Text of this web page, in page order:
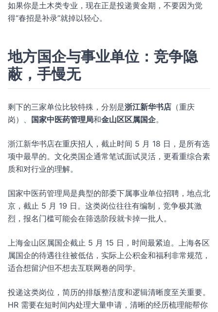
如果你是土木类专业，现在正是投递黄金期，不要因为觉
得“春招是补录”就掉以轻心。
地方国企与事业单位：竞争隐
蔽，手慢无
剩下的三家单位比较特殊，分别是浙江新华书店 （重庆
岗）、
国家中医药管理局和金山区区属国企。
浙江新华书店在重庆招人，截止时间 5 月 18 日，是所有选
项中最早的。文化类国企通常笔试面试灵活，更看重综合素
质和对行业的理解。
国家中医药管理局是典型的部委下属事业单位招聘，地点北
京，截止 5 月 19 日。这类岗位往往有编制，竞争极其激
烈，报名门槛可能会在筛选阶段就卡掉一批人。
上海金山区属国企截止 5 月 15 日，时间最紧迫。上海各区
属国企的待遇往往被低估，实际上公积金和福利非常规范，
适合想留沪但不想去互联网卷的同学。
投递这类岗位，简历的排版整洁度和逻辑清晰度至关重要。
HR 需要在短时间内处理大量申请，清晰的经历梳理能帮你